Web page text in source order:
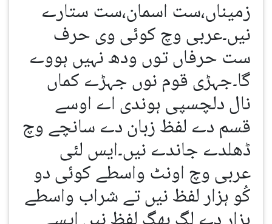
زمیناں،ست اسمان،ست ستارے
نیں۔عربی وچ کوئی وی حرف
ست حرفاں توں ودھ نہیں ہووے
گا۔جہڑی قوم نوں جہڑے کماں
نال دلچسپی ہوندی اے اوسے
قسم دے لفظ زبان دے سانچے وچ
ڈھلدے جاندے نیں۔ایس لئی
عربی وچ اونٹ واسطے کوئی دو
کُو ہزار لفظ نیں تے شراب واسطے